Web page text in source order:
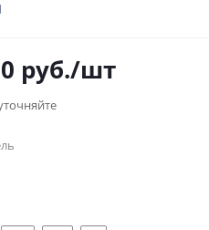
руб./шт